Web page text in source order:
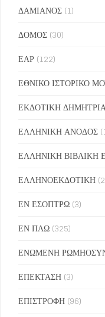
ΔΑΜΙΑΝΟΣ (1)
ΔΟΜΟΣ (30)
ΕΑΡ (122)
ΕΘΝΙΚΟ ΙΣΤΟΡΙΚΟ
ΕΚΔΟΤΙΚΗ
ΕΛΛΗΝΙΚΗ ΑΝΟΔΟΣ
ΕΛΛΗΝΙΚΗ ΒΙΒΛΙΚΗ
ΕΛΛΗΝΟΕΚΔΟΤΙΚΗ
ΕΝ ΕΣΟΠΤΡΩ (3)
ΕΝ ΠΛΩ (325)
ΕΝΩΜΕΝΗ
ΕΠΕΚΤΑΣΗ (3)
ΕΠΙΣΤΡΟΦΗ (96)